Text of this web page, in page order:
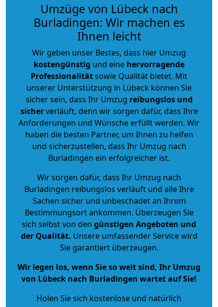
Umzüge von Lübeck nach
Burladingen: Wir machen es
Ihnen leicht
Wir geben unser Bestes, dass hier Umzug
kostengünstig und eine hervorragende
Professionalitätsowie Qualität bietet. Mit
unserer Unterstützung in Lübeck können Sie
sicher sein, dass Ihr Umzug reibungslos und
sicherverläuft, denn wir sorgen dafür, dass Ihre
Anforderungen und Wünsche erfüllt werden. Wir
haben die besten Partner, um Ihnen zu helfen
und sicherzustellen, dass Ihr Umzug nach
Burladingen ein erfolgreicher ist.
Wir sorgen dafür, dass Ihr Umzug nach
Burladingen reibungslos verläuft und alle Ihre
Sachen sicher und unbeschadet an Ihrem
Bestimmungsort ankommen. Überzeugen Sie
sich selbst von den günstigen Angeboten und
der Qualität. Unsere umfassender Service wird
Sie garantiert überzeugen.
Wir legen los, wenn Sie so weit sind, Ihr Umzug
von Lübeck nach Burladingen wartet auf Sie!
Holen Sie sich kostenlose und natürlich